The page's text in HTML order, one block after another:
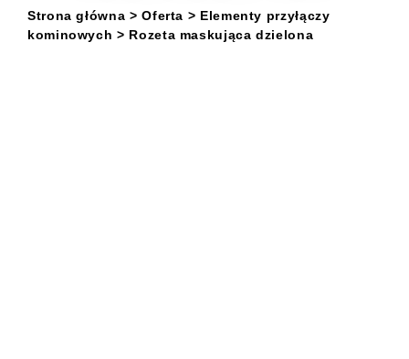
Strona główna > Oferta > Elementy przyłączy
kominowych > Rozeta maskująca dzielona